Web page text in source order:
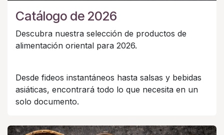
Catálogo de 2026
Descubra nuestra selección de productos de
alimentación oriental para 2026.
Desde fideos instantáneos hasta salsas y bebidas
asiáticas, encontrará todo lo que necesita en un
solo documento.